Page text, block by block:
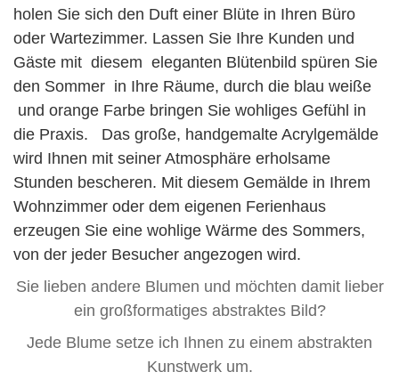
holen Sie sich den Duft einer Blüte in Ihren Büro
oder Wartezimmer. Lassen Sie Ihre Kunden und
Gäste mit diesem eleganten Blütenbild spüren Sie
den Sommer in Ihre Räume, durch die blau weiße
und orange Farbe bringen Sie wohliges Gefühl in
die Praxis. Das große, handgemalte Acrylgemälde
wird Ihnen mit seiner Atmosphäre erholsame
Stunden bescheren. Mit diesem Gemälde in Ihrem
Wohnzimmer oder dem eigenen Ferienhaus
erzeugen Sie eine wohlige Wärme des Sommers,
von der jeder Besucher angezogen wird.
Sie lieben andere Blumen und möchten damit lieber
ein großformatiges abstraktes Bild?
Jede Blume setze ich Ihnen zu einem abstrakten
Kunstwerk um.